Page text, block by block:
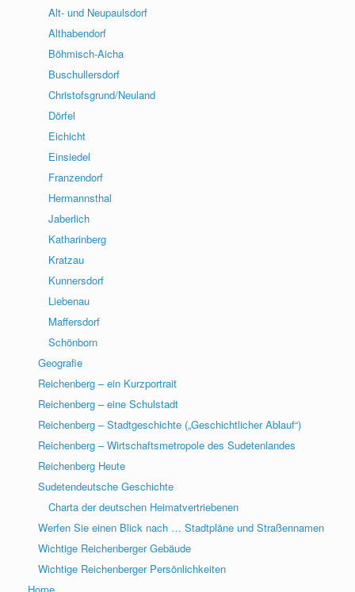
Alt- und Neupaulsdorf
Althabendorf
Böhmisch-Aicha
Buschullersdorf
Christofsgrund/Neuland
Dörfel
Eichicht
Einsiedel
Franzendorf
Hermannsthal
Jaberlich
Katharinberg
Kratzau
Kunnersdorf
Liebenau
Maffersdorf
Schönborn
Geografie
Reichenberg – ein Kurzportrait
Reichenberg – eine Schulstadt
Reichenberg – Stadtgeschichte („Geschichtlicher Ablauf“)
Reichenberg – Wirtschaftsmetropole des Sudetenlandes
Reichenberg Heute
Sudetendeutsche Geschichte
Charta der deutschen Heimatvertriebenen
Werfen Sie einen Blick nach … Stadtpläne und Straßennamen
Wichtige Reichenberger Gebäude
Wichtige Reichenberger Persönlichkeiten